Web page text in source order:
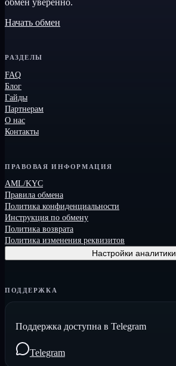
Начать обмен
РАЗДЕЛЫ
FAQ
Блог
Гайды
Партнерам
О нас
Контакты
ПРАВОВАЯ ИНФОРМАЦИЯ
AML/KYC
Правила обмена
Политика конфиденциальности
Инструкция по обмену
Политика возврата
Политика изменения реквизитов
Настройки аналитики
ПОДДЕРЖКА
Поддержка доступна в Telegram
Telegram